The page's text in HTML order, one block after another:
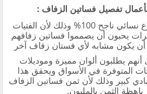
يعتبر مشروع نسائي ناجح 100% وذلك لأن الفتيات
يحبون أن يصمموا فساتين زفافهم
يكون مشابه لأي فستان زفاف آخر
أنهم يطلبون ألوان مميزة وموديلات
المتوفرة في الأسواق ويحقق هذا
كبير وذلك لأن ثمن فساتين الزفاف
باهظة الثمن بالمليون.